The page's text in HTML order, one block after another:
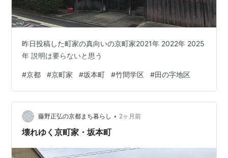
昨日投稿した町家の真向いの京町家2021年 2022年 2025
年 説明は要らないと思う
#京都 #京町家 #坂本町 #竹間学区 #田の字地区
藤野正弘の京都まち暮らし • 2ヶ月前
壊れゆく京町家・坂本町